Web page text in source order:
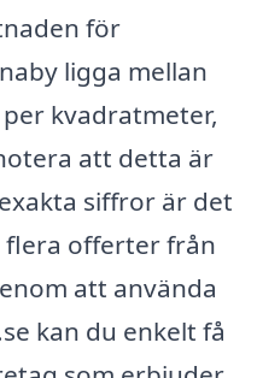
för
ligga mellan
per kvadratmeter,
att detta är
siffror är det
flera offerter från
att använda
kan du enkelt få